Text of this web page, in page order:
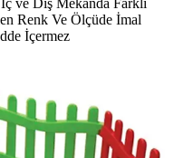
ve Dış Mekanda Farklı
Renk Ve Ölçüde İmal
İçermez